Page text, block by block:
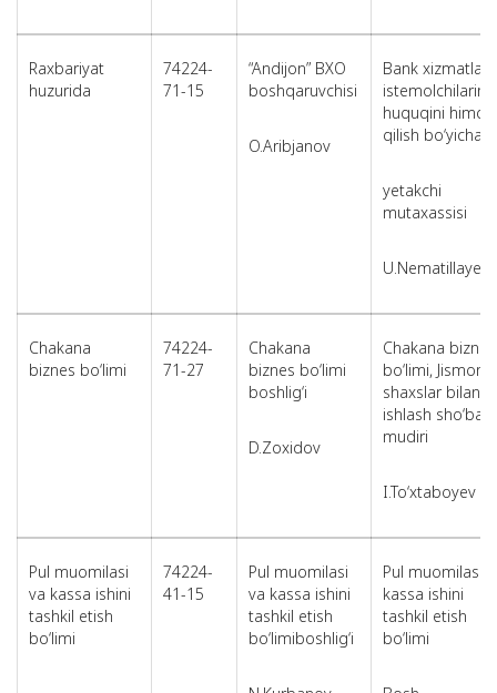
Raxbariyat
huzurida
74224-
71-15
“Andijon” BXO
boshqaruvchisi
O.Aribjanov
Bank xizmatlari
istemolchilarini
huquqini
qilish bo‘yicha
yetakchi
mutaxassisi
U.Nematillayeva
Chakana
biznes bo‘limi
74224-
71-27
Chakana
biznes bo‘limi
boshlig‘i
D.Zoxidov
Chakana biznes
bo‘limi, Jismoniy
shaxslar bilan
ishlash sho‘basi
mudiri
I.To‘xtaboyev
Pul muomilasi
va kassa ishini
tashkil etish
bo‘limi
74224-
41-15
Pul muomilasi
va kassa ishini
tashkil etish
bo‘limiboshlig‘i
Pul muomilasi
kassa ishini
tashkil etish
bo‘limi